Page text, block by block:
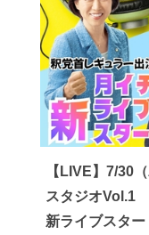
【LIVE】7/30
スタジオVol.1
新ライブスター